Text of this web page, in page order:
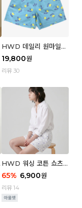
HWD 데일리 원마일
쇼츠 - 02 Chouchou
(우먼)
19,800원
리뷰 30
HWD 워싱 코튼 쇼츠
(우먼) - 01 Blue whal
e
65% 6,900원
리뷰 14